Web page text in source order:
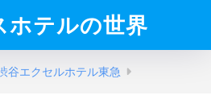
ホテルの世界
谷エクセルホテル東急